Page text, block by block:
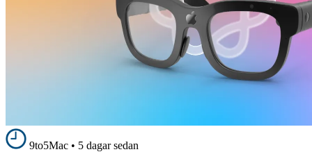
9to5Mac • 5 dagar sedan